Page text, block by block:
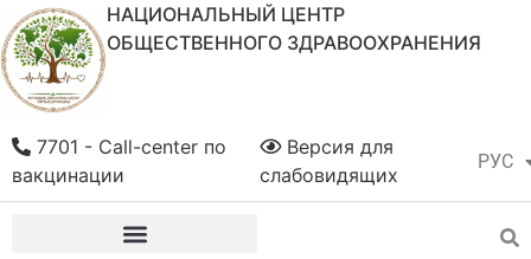
НАЦИОНАЛЬНЫЙ ЦЕНТР
ОБЩЕСТВЕННОГО ЗДРАВООХРАНЕНИЯ
РУС
ҚАЗ
Версия для
слабовидящих
7701 - Call-center по
вакцинации